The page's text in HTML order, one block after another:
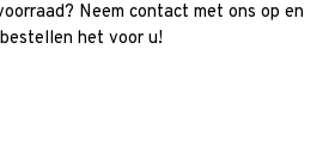
Neem contact met ons op en
het voor u!